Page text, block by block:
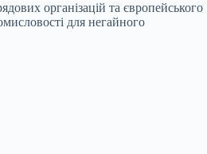
організацій та європейського
для негайного